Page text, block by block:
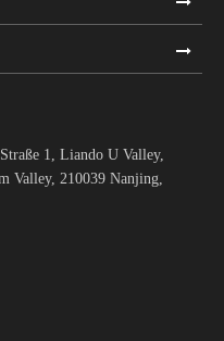
1, Liando U Valley,
Valley, 210039 Nanjing,